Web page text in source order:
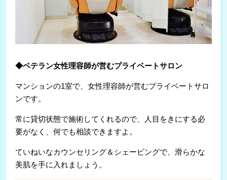
◆ベテラン女性理容師が営むプライベートサロン
マンションの1室で、女性理容師が営むプライベートサロ
ンです。
常に貸切状態で施術してくれるので、人目をきにする必
要がなく、何でも相談できますよ。
ていねいなカウンセリング＆シェービングで、滑らかな
美肌を手に入れましょう。